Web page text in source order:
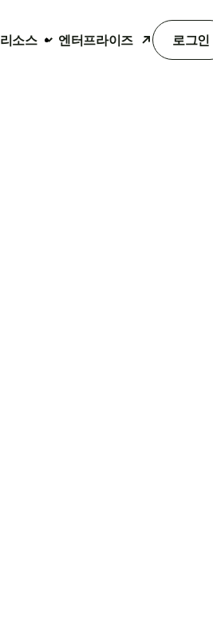
리소스 엔터프라이즈 로그인